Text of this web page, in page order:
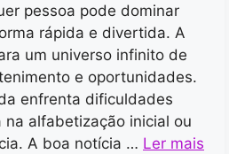
pessoa pode dominar
rápida e divertida. A
um universo infinito de
e oportunidades.
enfrenta dificuldades
na alfabetização inicial ou
A boa notícia … Ler mais